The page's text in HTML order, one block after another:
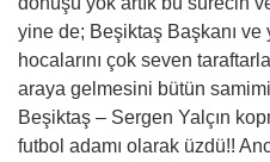
yine de; Beşiktaş Başkanı
hocalarını çok seven
araya gelmesini bütün
Beşiktaş – Sergen Yalçın
futbol adamı olarak üzdü!!